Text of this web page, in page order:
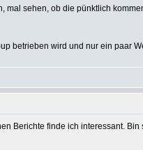
mal sehen, ob die pünktlich
betrieben wird und nur ein paar
Berichte finde ich interessant.